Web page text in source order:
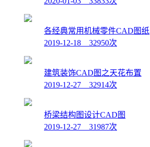
各经典常用机械零件CAD图纸
2019-12-18 32950次
建筑装饰CAD图之天花布置
2019-12-27 32914次
桥梁结构图设计CAD图
2019-12-27 31987次